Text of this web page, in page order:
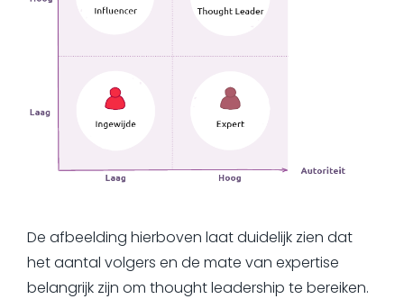
De afbeelding hierboven laat duidelijk zien dat
het aantal volgers en de mate van expertise
belangrijk zijn om thought leadership te bereiken.